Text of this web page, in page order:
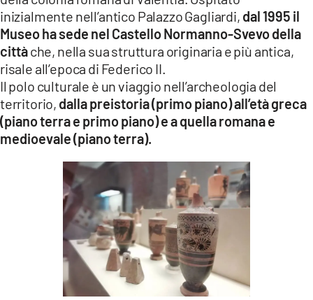
inizialmente nell’antico Palazzo Gagliardi, dal 1995 il
Museo ha sede nel Castello Normanno-Svevo della
cittàche, nella sua struttura originaria e più antica,
risale all’epoca di Federico II.
Il polo culturale è un viaggio nell’archeologia del
territorio, dalla preistoria (primo piano) all’età greca
(piano terra e primo piano) e a quella romana e
medioevale (piano terra).